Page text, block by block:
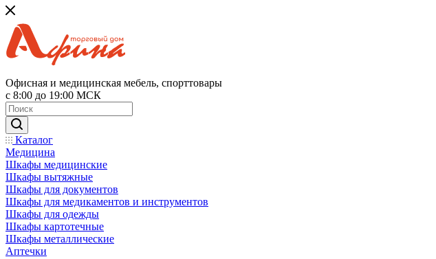
Офисная и медицинская мебель, спорттовары
с 8:00 до 19:00 МСК
Каталог
Медицина
Шкафы медицинские
Шкафы вытяжные
Шкафы для документов
Шкафы для медикаментов и инструментов
Шкафы для одежды
Шкафы картотечные
Шкафы металлические
Аптечки